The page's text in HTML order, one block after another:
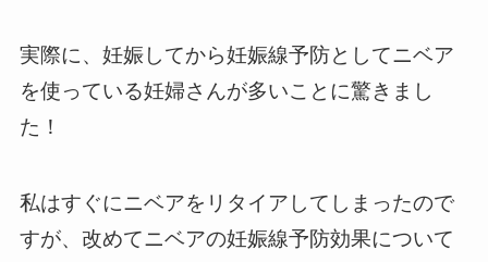
実際に、妊娠してから妊娠線予防としてニベア
を使っている妊婦さんが多いことに驚きまし
た！
私はすぐにニベアをリタイアしてしまったので
すが、改めてニベアの妊娠線予防効果について